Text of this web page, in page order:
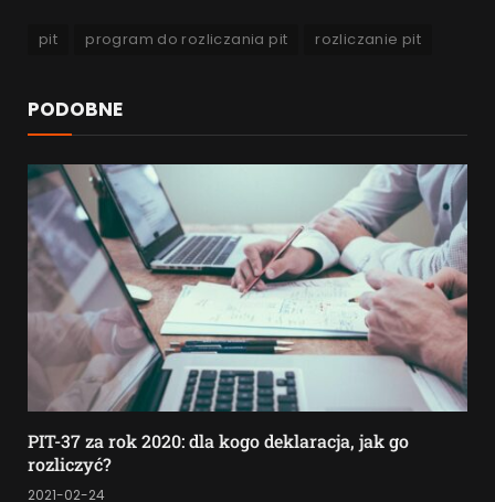
pit program do rozliczania pit rozliczanie pit
PODOBNE
PIT-37 za rok 2020: dla kogo deklaracja, jak go
rozliczyć?
2021-02-24